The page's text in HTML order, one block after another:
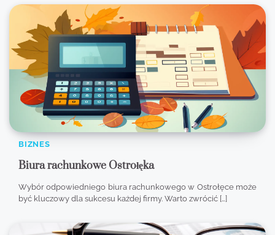
BIZNES
Biura rachunkowe Ostrołęka
Wybór odpowiedniego biura rachunkowego w Ostrołęce może
być kluczowy dla sukcesu każdej firmy. Warto zwrócić […]